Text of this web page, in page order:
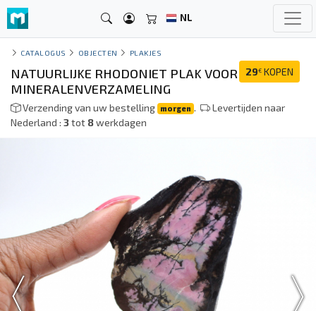
NL
CATALOGUS OBJECTEN PLAKJES
29€ KOPEN
NATUURLIJKE RHODONIET PLAK VOOR
MINERALENVERZAMELING
Verzending van uw bestelling morgen .
Levertijden naar
Nederland : 3tot 8werkdagen